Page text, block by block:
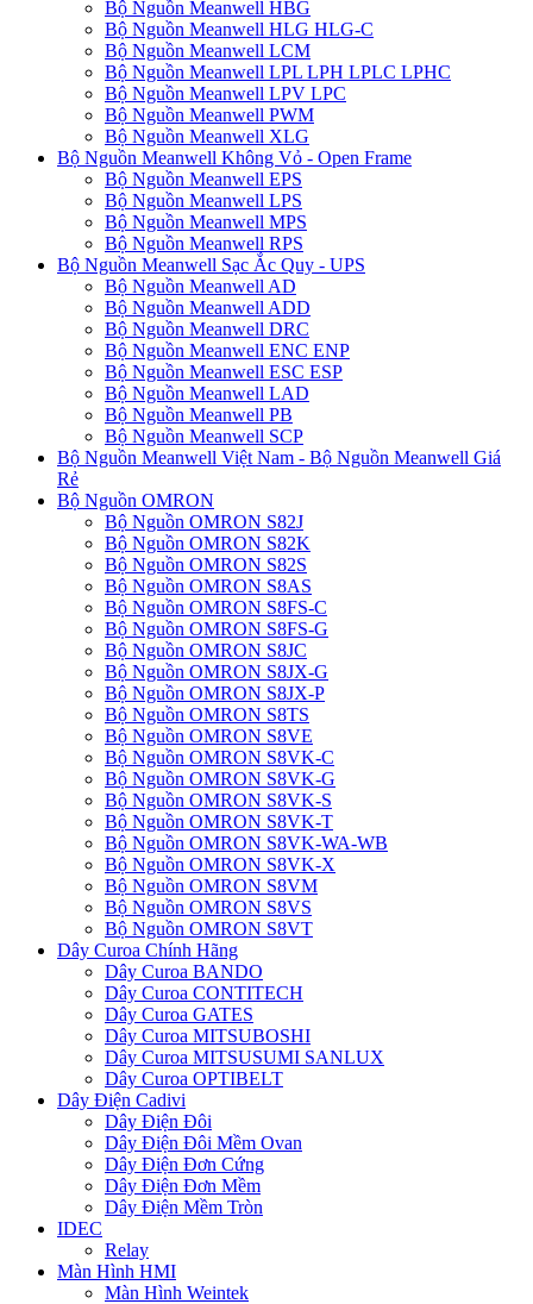
Bộ Nguồn Meanwell HBG
Bộ Nguồn Meanwell HLG HLG-C
Bộ Nguồn Meanwell LCM
Bộ Nguồn Meanwell LPL LPH LPLC LPHC
Bộ Nguồn Meanwell LPV LPC
Bộ Nguồn Meanwell PWM
Bộ Nguồn Meanwell XLG
Bộ Nguồn Meanwell Không Vỏ - Open Frame
Bộ Nguồn Meanwell EPS
Bộ Nguồn Meanwell LPS
Bộ Nguồn Meanwell MPS
Bộ Nguồn Meanwell RPS
Bộ Nguồn Meanwell Sạc Ắc Quy - UPS
Bộ Nguồn Meanwell AD
Bộ Nguồn Meanwell ADD
Bộ Nguồn Meanwell DRC
Bộ Nguồn Meanwell ENC ENP
Bộ Nguồn Meanwell ESC ESP
Bộ Nguồn Meanwell LAD
Bộ Nguồn Meanwell PB
Bộ Nguồn Meanwell SCP
Bộ Nguồn Meanwell Việt Nam - Bộ Nguồn Meanwell Giá
Rẻ
Bộ Nguồn OMRON
Bộ Nguồn OMRON S82J
Bộ Nguồn OMRON S82K
Bộ Nguồn OMRON S82S
Bộ Nguồn OMRON S8AS
Bộ Nguồn OMRON S8FS-C
Bộ Nguồn OMRON S8FS-G
Bộ Nguồn OMRON S8JC
Bộ Nguồn OMRON S8JX-G
Bộ Nguồn OMRON S8JX-P
Bộ Nguồn OMRON S8TS
Bộ Nguồn OMRON S8VE
Bộ Nguồn OMRON S8VK-C
Bộ Nguồn OMRON S8VK-G
Bộ Nguồn OMRON S8VK-S
Bộ Nguồn OMRON S8VK-T
Bộ Nguồn OMRON S8VK-WA-WB
Bộ Nguồn OMRON S8VK-X
Bộ Nguồn OMRON S8VM
Bộ Nguồn OMRON S8VS
Bộ Nguồn OMRON S8VT
Dây Curoa Chính Hãng
Dây Curoa BANDO
Dây Curoa CONTITECH
Dây Curoa GATES
Dây Curoa MITSUBOSHI
Dây Curoa MITSUSUMI SANLUX
Dây Curoa OPTIBELT
Dây Điện Cadivi
Dây Điện Đôi
Dây Điện Đôi Mềm Ovan
Dây Điện Đơn Cứng
Dây Điện Đơn Mềm
Dây Điện Mềm Tròn
IDEC
Relay
Màn Hình HMI
Màn Hình Weintek